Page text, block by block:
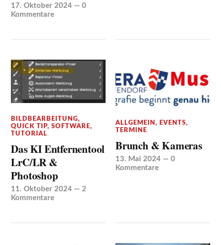
17. Oktober 2024 —0
Kommentare
BILDBEARBEITUNG,
QUICK TIP,SOFTWARE,
TUTORIAL
Das KI Entfernentool
LrC/LR &
Photoshop
11. Oktober 2024 —2
Kommentare
ALLGEMEIN, EVENTS,
TERMINE
Brunch & Kameras
13. Mai 2024 —0
Kommentare